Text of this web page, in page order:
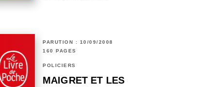
PARUTION : 10/09/2008
160 PAGES
POLICIERS
MAIGRET ET LES